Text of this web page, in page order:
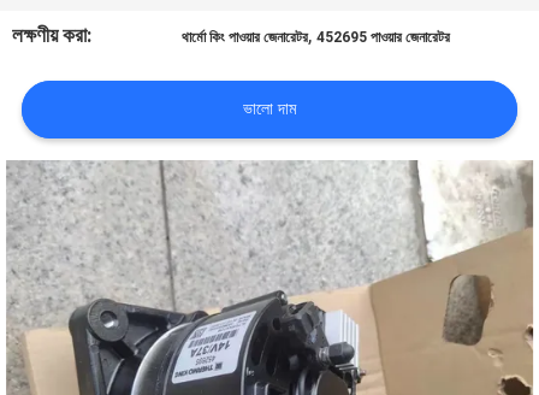
সাথে
খবর
মামলা
সাইট
ম্যাপ
লক্ষণীয় করা:
থার্মো কিং পাওয়ার জেনারেটর,452695 পাওয়ার জেনারেটর
ভালো দাম